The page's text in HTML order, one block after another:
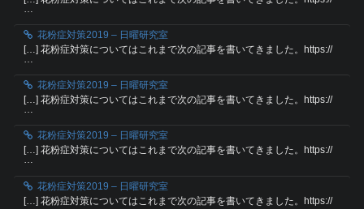
花粉症対策2019 – 日曜研究室
[…] 花粉症対策についてはこれまで次の記事を書いてきました。https://
…
花粉症対策2019 – 日曜研究室
[…] 花粉症対策についてはこれまで次の記事を書いてきました。https://
…
花粉症対策2019 – 日曜研究室
[…] 花粉症対策についてはこれまで次の記事を書いてきました。https://
…
花粉症対策2019 – 日曜研究室
[…] 花粉症対策についてはこれまで次の記事を書いてきました。https://